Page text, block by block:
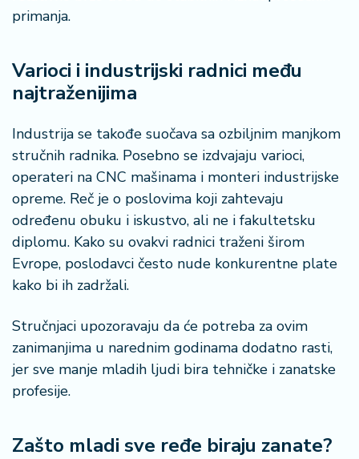
primanja.
Varioci i industrijski radnici među
najtraženijima
Industrija se takođe suočava sa ozbiljnim manjkom
stručnih radnika. Posebno se izdvajaju varioci,
operateri na CNC mašinama i monteri industrijske
opreme. Reč je o poslovima koji zahtevaju
određenu obuku i iskustvo, ali ne i fakultetsku
diplomu. Kako su ovakvi radnici traženi širom
Evrope, poslodavci često nude konkurentne plate
kako bi ih zadržali.
Stručnjaci upozoravaju da će potreba za ovim
zanimanjima u narednim godinama dodatno rasti,
jer sve manje mladih ljudi bira tehničke i zanatske
profesije.
Zašto mladi sve ređe biraju zanate?